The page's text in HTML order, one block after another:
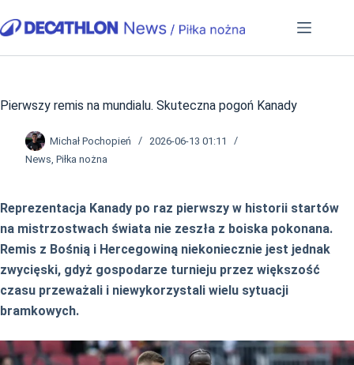
do
Pierwszy remis na mundialu. Skuteczna pogoń Kanady
Michał Pochopień
2026-06-13 01:11
News, Piłka nożna
Reprezentacja Kanady po raz pierwszy w historii startów
na mistrzostwach świata nie zeszła z boiska pokonana.
Remis z Bośnią i Hercegowiną niekoniecznie jest jednak
zwycięski, gdyż gospodarze turnieju przez większość
czasu przeważali i niewykorzystali wielu sytuacji
bramkowych.